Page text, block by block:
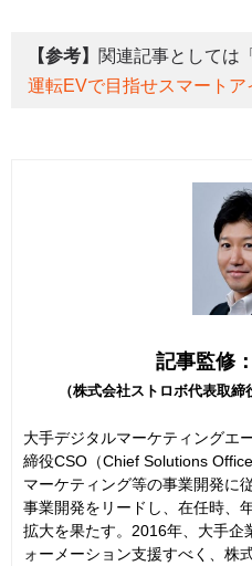
【参考】 関連記事としては「
運転EVで目指せスマートア
記事監修
（株式会社ストロボ代表取
大手デジタルマーケティングエ
締役CSO（Chief Solutions
マーケティング等の事業開発に
事業開発をリードし、在任時、
拡大を果たす。2016年、大手企
ォーメーション支援すべく、株